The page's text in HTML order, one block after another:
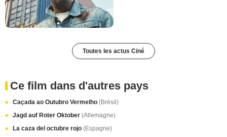
Toutes les actus Ciné
Ce film dans d'autres pays
Caçada ao Outubro Vermelho (Brésil)
Jagd auf Roter Oktober (Allemagne)
La caza del octubre rojo (Espagne)